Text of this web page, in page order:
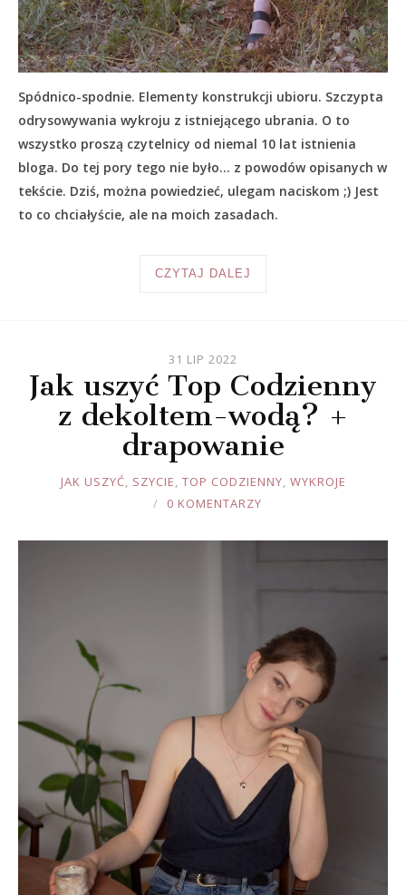
Spódnico-spodnie. Elementy konstrukcji ubioru. Szczypta
odrysowywania wykroju z istniejącego ubrania. O to
wszystko proszą czytelnicy od niemal 10 lat istnienia
bloga. Do tej pory tego nie było… z powodów opisanych w
tekście. Dziś, można powiedzieć, ulegam naciskom ;) Jest
to co chciałyście, ale na moich zasadach.
CZYTAJ DALEJ
31 LIP 2022
Jak uszyć Top Codzienny
z dekoltem-wodą? +
drapowanie
JOULE
JAK USZYĆ, SZYCIE, TOP CODZIENNY, WYKROJE
0 KOMENTARZY